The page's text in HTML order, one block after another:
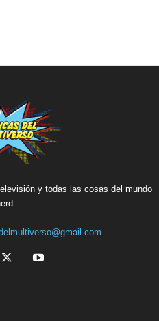
y todas las cosas del mundo